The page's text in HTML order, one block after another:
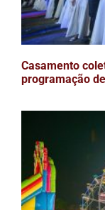
Casamento
programação